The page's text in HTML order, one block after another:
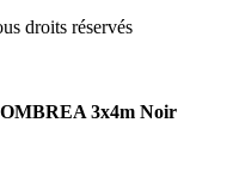
droits réservés
3x4m Noir